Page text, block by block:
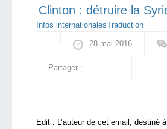
Clinton : détruire la
Infos internationalesTraduction
28 mai 2016
Partager :
Edit : L’auteur de cet email, destiné